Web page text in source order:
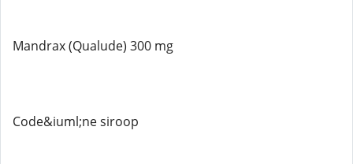
Mandrax (Qualude) 300 mg
Code&iuml;ne siroop